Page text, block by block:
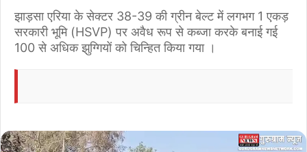
झाड़सा एरिया के सेक्टर 38-39 की ग्रीन बेल्ट में लगभग 1 एकड़
सरकारी भूमि (HSVP) पर अवैध रूप से कब्जा करके बनाई गई
100 से अधिक झुग्गियों को चिन्हित किया गया ।